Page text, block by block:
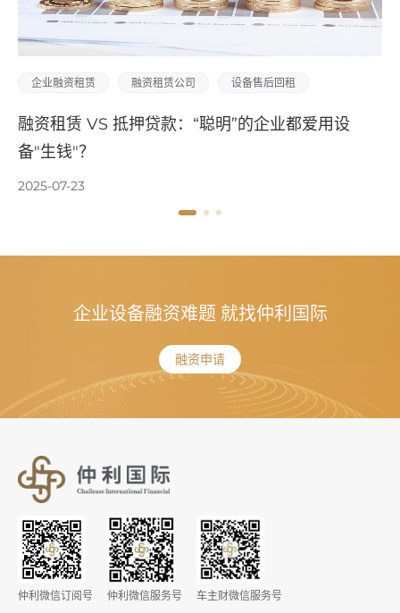
资租赁公司 设备售后回租
款：“聪明”的企业都爱用设
设备直接租赁
找机器设备融资租
企业设备融资难题 就找仲利国际
融资申请
仲利微信订阅号 仲利微信服务号 车主财微信服务号